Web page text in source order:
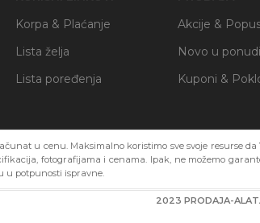
Korpa & Plaćanje
Lista želja
Lista poređenja
Akcije &
Novo u ponudi
Kuponi &
u cenu. Maksimalno koristimo sve svoje resurse
fotografijama i cenama. Ipak, ne možemo
u potpunosti ispravne.
2023 PRODAJA-